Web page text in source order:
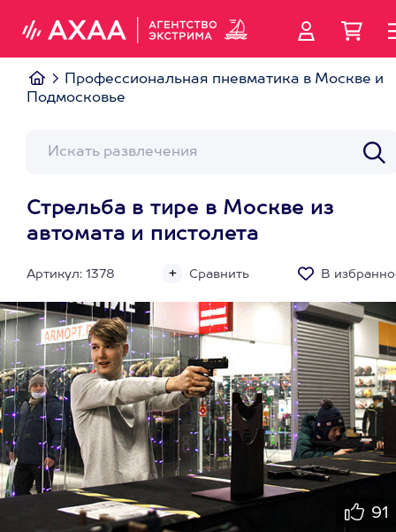
Профессиональная пневматика в Москве и
Подмосковье
Стрельба в тире в Москве из
автомата и пистолета
Артикул: 1378 Сравнить В
91